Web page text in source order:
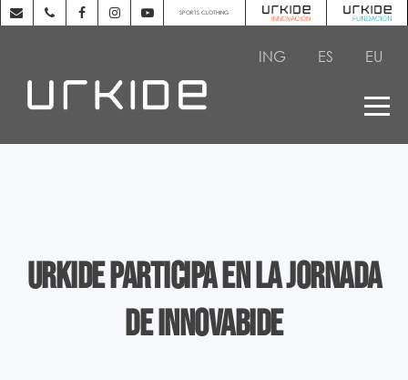
SPORTS CLOTHING
ING ES EU
Urkide participa en la Jornada
de Innovabide